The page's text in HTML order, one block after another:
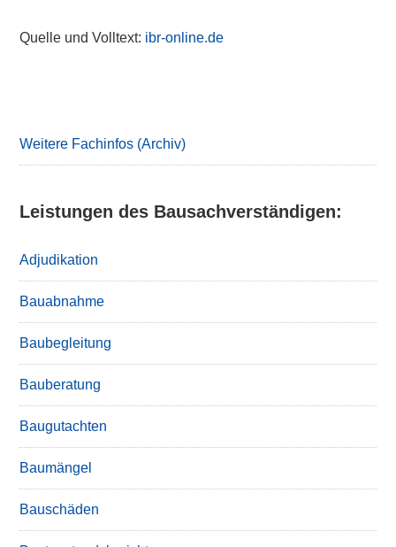
Quelle und Volltext: ibr-online.de
Weitere Fachinfos (Archiv)
Leistungen des Bausachverständigen:
Adjudikation
Bauabnahme
Baubegleitung
Bauberatung
Baugutachten
Baumängel
Bauschäden